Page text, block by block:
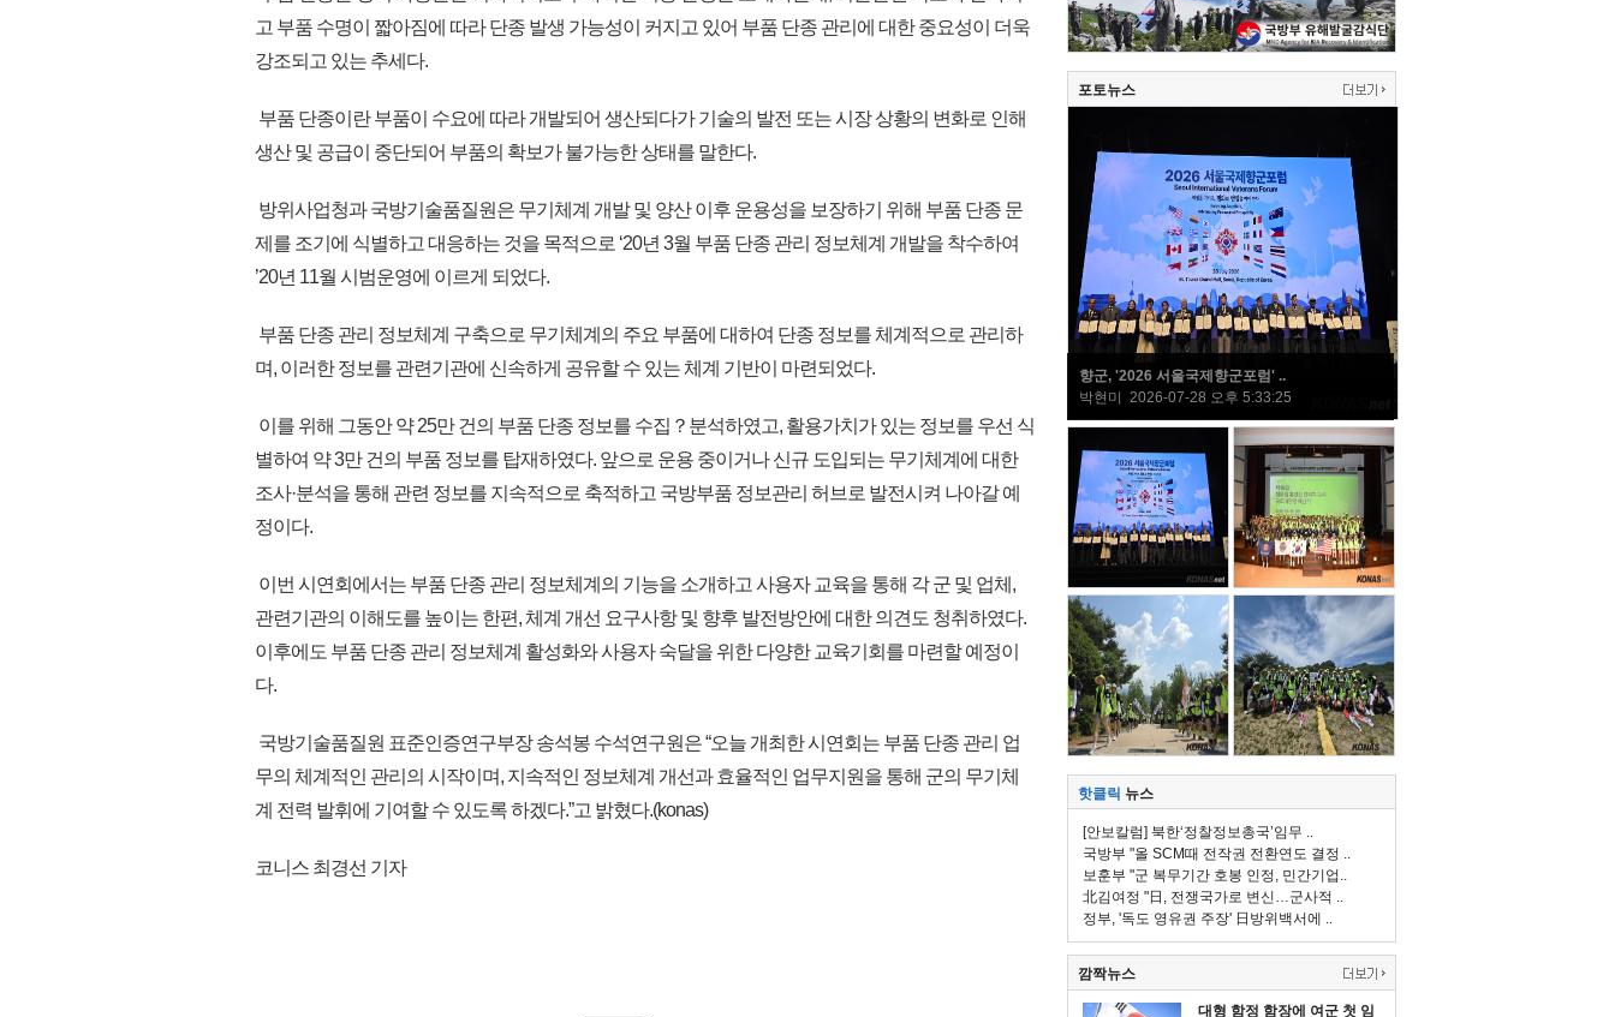
고 부품 수명이 짧아짐에 따라 단종 발생 가능성이 커지고 있어 부품 단종 관리에 대한 중요성이 더욱
강조되고 있는 추세다.
부품 단종이란 부품이 수요에 따라 개발되어 생산되다가 기술의 발전 또는 시장 상황의 변화로 인해
생산 및 공급이 중단되어 부품의 확보가 불가능한 상태를 말한다.
방위사업청과 국방기술품질원은 무기체계 개발 및 양산 이후 운용성을 보장하기 위해 부품 단종 문
제를 조기에 식별하고 대응하는 것을 목적으로 ‘20년 3월 부품 단종 관리 정보체계 개발을 착수하여
’20년 11월 시범운영에 이르게 되었다.
부품 단종 관리 정보체계 구축으로 무기체계의 주요 부품에 대하여 단종 정보를 체계적으로 관리하
며, 이러한 정보를 관련기관에 신속하게 공유할 수 있는 체계 기반이 마련되었다.
이를 위해 그동안 약 25만 건의 부품 단종 정보를 수집？분석하였고, 활용가치가 있는 정보를 우선 식
별하여 약 3만 건의 부품 정보를 탑재하였다. 앞으로 운용 중이거나 신규 도입되는 무기체계에 대한
조사·분석을 통해 관련 정보를 지속적으로 축적하고 국방부품 정보관리 허브로 발전시켜 나아갈 예
정이다.
이번 시연회에서는 부품 단종 관리 정보체계의 기능을 소개하고 사용자 교육을 통해 각 군 및 업체,
관련기관의 이해도를 높이는 한편, 체계 개선 요구사항 및 향후 발전방안에 대한 의견도 청취하였다.
이후에도 부품 단종 관리 정보체계 활성화와 사용자 숙달을 위한 다양한 교육기회를 마련할 예정이
다.
국방기술품질원 표준인증연구부장 송석봉 수석연구원은 “오늘 개최한 시연회는 부품 단종 관리 업
무의 체계적인 관리의 시작이며, 지속적인 정보체계 개선과 효율적인 업무지원을 통해 군의 무기체
계 전력 발휘에 기여할 수 있도록 하겠다.”고 밝혔다.(konas)
코니스 최경선 기자
포토뉴스
향군, '2026 서울국제향군포럼' ..
박현미 2026-07-28 오후 5:33:25
핫클릭 뉴스
[안보칼럼] 북한‘정찰정보총국’임무 ..
국방부 "올 SCM때 전작권 전환연도 결정 ..
보훈부 "군 복무기간 호봉 인정, 민간기업..
北김여정 "日, 전쟁국가로 변신…군사적 ..
정부, '독도 영유권 주장' 日방위백서에 ..
깜짝뉴스
대형 함정 함장에 여군 첫 임